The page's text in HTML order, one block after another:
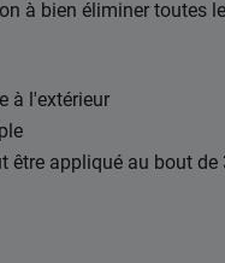
à bien éliminer toutes
à l'extérieur
être appliqué au bout